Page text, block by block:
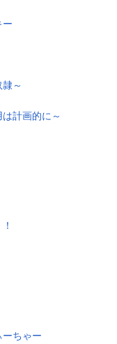
ー
～
計画的に～
ちゃー